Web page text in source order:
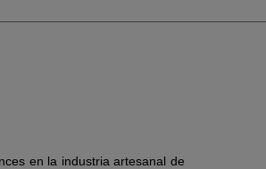
en la industria artesanal de